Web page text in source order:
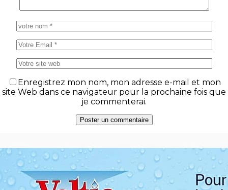
Enregistrez mon nom, mon adresse e-mail et mon
site Web dans ce navigateur pour la prochaine fois que
je commenterai.